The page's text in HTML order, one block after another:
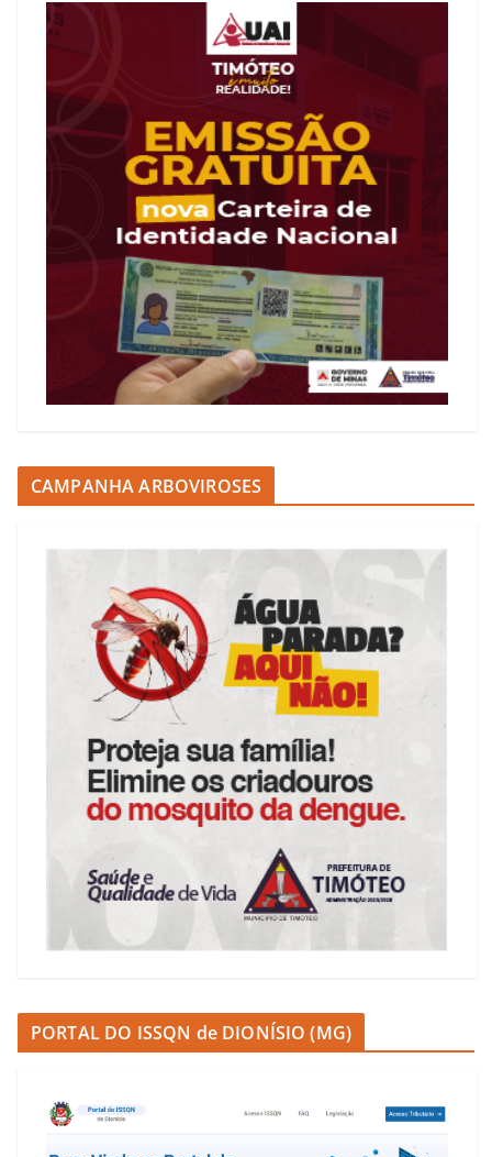
CAMPANHA ARBOVIROSES
PORTAL DO ISSQN de DIONÍSIO (MG)